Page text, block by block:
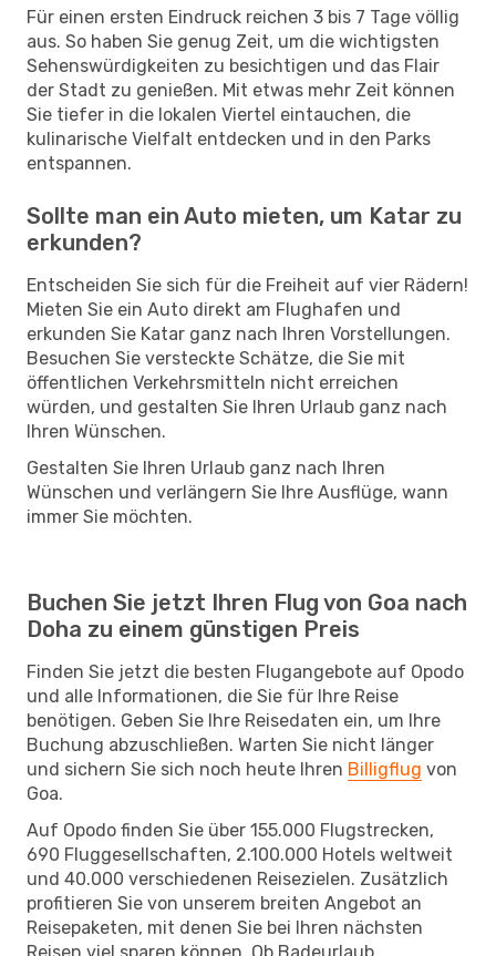
Für einen ersten Eindruck reichen 3 bis 7 Tage völlig
aus. So haben Sie genug Zeit, um die wichtigsten
Sehenswürdigkeiten zu besichtigen und das Flair
der Stadt zu genießen. Mit etwas mehr Zeit können
Sie tiefer in die lokalen Viertel eintauchen, die
kulinarische Vielfalt entdecken und in den Parks
entspannen.
Sollte man ein Auto mieten, um Katar zu
erkunden?
Entscheiden Sie sich für die Freiheit auf vier Rädern!
Mieten Sie ein Auto direkt am Flughafen und
erkunden Sie Katar ganz nach Ihren Vorstellungen.
Besuchen Sie versteckte Schätze, die Sie mit
öffentlichen Verkehrsmitteln nicht erreichen
würden, und gestalten Sie Ihren Urlaub ganz nach
Ihren Wünschen.
Gestalten Sie Ihren Urlaub ganz nach Ihren
Wünschen und verlängern Sie Ihre Ausflüge, wann
immer Sie möchten.
Buchen Sie jetzt Ihren Flug von Goa nach
Doha zu einem günstigen Preis
Finden Sie jetzt die besten Flugangebote auf Opodo
und alle Informationen, die Sie für Ihre Reise
benötigen. Geben Sie Ihre Reisedaten ein, um Ihre
Buchung abzuschließen. Warten Sie nicht länger
und sichern Sie sich noch heute Ihren Billigflug von
Goa.
Auf Opodo finden Sie über 155.000 Flugstrecken,
690 Fluggesellschaften, 2.100.000 Hotels weltweit
und 40.000 verschiedenen Reisezielen. Zusätzlich
profitieren Sie von unserem breiten Angebot an
Reisepaketen, mit denen Sie bei Ihren nächsten